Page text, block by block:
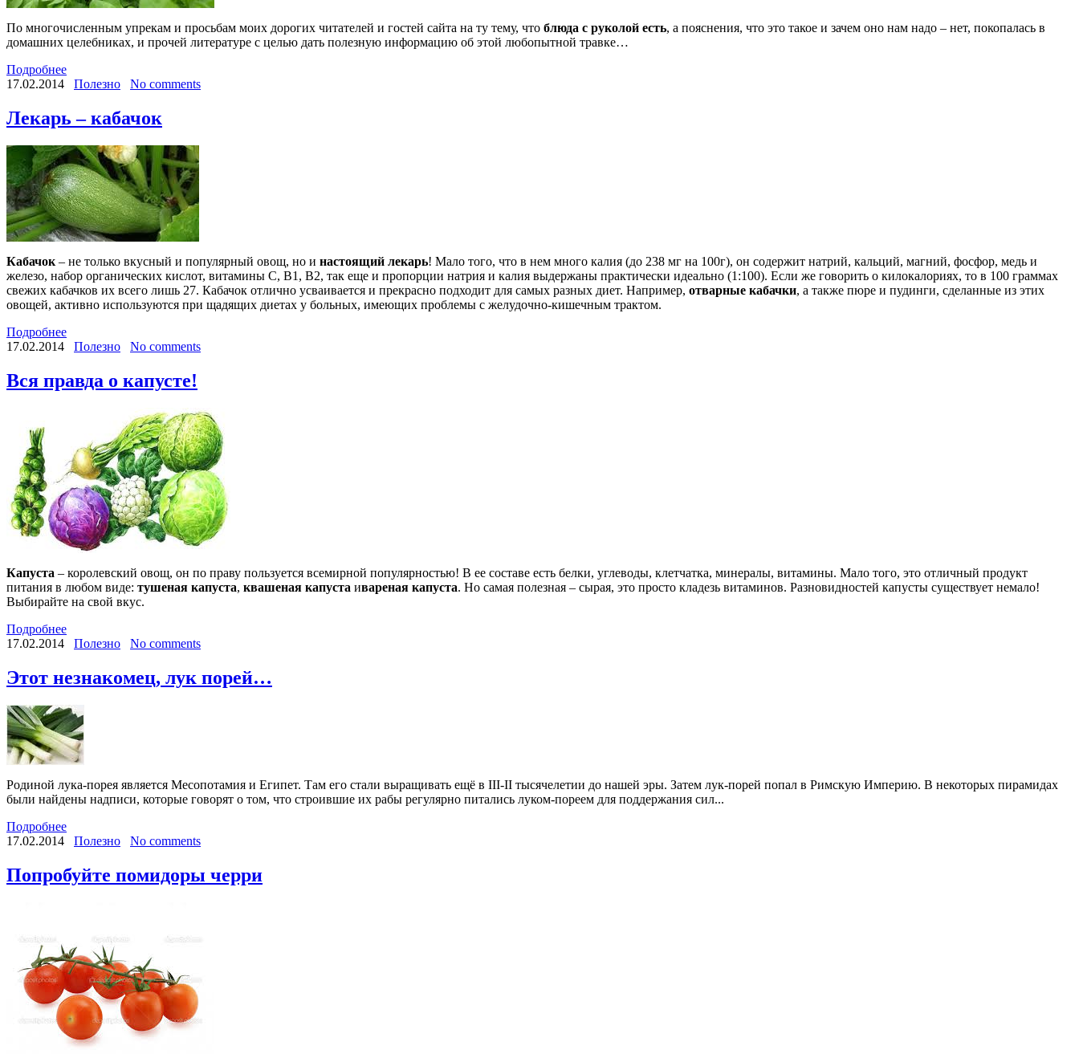
По многочисленным упрекам и просьбам моих дорогих читателей и гостей сайта на ту тему, что блюда с руколой есть, а пояснения, что это такое и зачем оно нам надо – нет, покопалась в
домашних целебниках, и прочей литературе с целью дать полезную информацию об этой любопытной травке…
Подробнее
17.02.2014
Полезно No comments
Лекарь – кабачок
Кабачок – не только вкусный и популярный овощ, но и настоящий лекарь! Мало того, что в нем много калия (до 238 мг на 100г), он содержит натрий, кальций, магний, фосфор, медь и
железо, набор органических кислот, витамины С, В1, В2, так еще и пропорции натрия и калия выдержаны практически идеально (1:100). Если же говорить о килокалориях, то в 100 граммах
свежих кабачков их всего лишь 27. Кабачок отлично усваивается и прекрасно подходит для самых разных диет. Например, отварные кабачки, а также пюре и пудинги, сделанные из этих
овощей, активно используются при щадящих диетах у больных, имеющих проблемы с желудочно-кишечным трактом.
Подробнее
17.02.2014
Полезно No comments
Вся правда о капусте!
Капуста – королевский овощ, он по праву пользуется всемирной популярностью! В ее составе есть белки, углеводы, клетчатка, минералы, витамины. Мало того, это отличный продукт
питания в любом виде: тушеная капуста, квашеная капуста ивареная капуста. Но самая полезная – сырая, это просто кладезь витаминов. Разновидностей капусты существует немало!
Выбирайте на свой вкус.
Подробнее
17.02.2014
Полезно No comments
Этот незнакомец, лук порей…
Родиной лука-порея является Месопотамия и Египет. Там его стали выращивать ещё в III-II тысячелетии до нашей эры. Затем лук-порей попал в Римскую Империю. В некоторых пирамидах
были найдены надписи, которые говорят о том, что строившие их рабы регулярно питались луком-пореем для поддержания сил...
Подробнее
17.02.2014
Полезно No comments
Попробуйте помидоры черри